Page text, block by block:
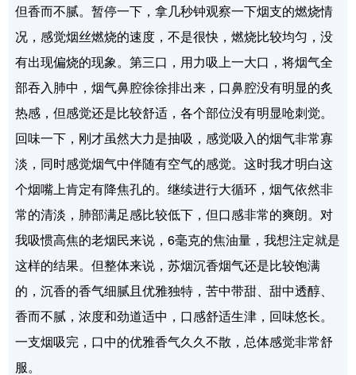
但香而不腻。暂停一下，拿几秒钟观察一下烟支的燃烧情
况，感觉烟丝燃烧的速度，不是很快，燃烧比较均匀，没
有出现偏烧的现象。第三口，用力吸上一大口，将烟气全
部吞入肺中，烟气鼻腔徐徐排出来，口鼻腔没有明显的炙
热感，但感觉还是比较舒适，各个部位没有明显呛刺觉。
回味一下，刚才虽然大力是抽吸，感觉吸入的烟气非常寡
淡，同时感觉烟气中伴随有空气的感觉。这时我才明白这
个烟嘴上肯定有降焦孔的。继续进行大循环，烟气依然非
常的清淡，肺部满足感比较低下，但口感非常的爽朗。对
我吸惯高焦的老烟民来说，6毫克的焦油量，我想注定就是
这样的结果。但整体来说，苏烟沉香烟气还是比较饱满
的，沉香的香气细腻且优雅独特，苦中带甜、甜中透醇、
香而不腻，浓度和劲道适中，口感舒适生津，回味悠长。
一支烟吸完，口中的优雅香气久久不散，总体感觉非常舒
服。